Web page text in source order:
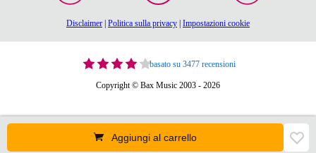
Aggiungi al carrello
Disclaimer | Politica sulla privacy | Impostazioni cookie
basato su 3477 recensioni
Copyright © Bax Music 2003 - 2026